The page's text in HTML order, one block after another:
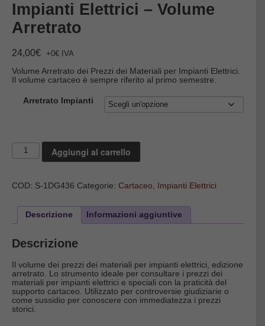
Impianti Elettrici – Volume
Arretrato
24,00€ +0€ IVA
Volume Arretrato dei Prezzi dei Materiali per Impianti Elettrici.
Il volume cartaceo è sempre riferito al primo semestre.
Arretrato Impianti
Impianti
Elettrici
quantità
Aggiungi al carrello
COD: S-1DG436 Categorie: Cartaceo Impianti Elettrici
Descrizione Informazioni aggiuntive
Descrizione
Il volume dei prezzi dei materiali per impianti elettrici, edizione
arretrato. Lo strumento ideale per consultare i prezzi dei
materiali per impianti elettrici e speciali con la praticità del
supporto cartaceo. Utilizzato per controversie giudiziarie o
come sussidio per conoscere con immediatezza i prezzi
storici.